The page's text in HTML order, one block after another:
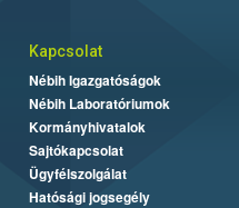
Kapcsolat
Nébih Igazgatóságok
Nébih Laboratóriumok
Kormányhivatalok
Sajtókapcsolat
Ügyfélszolgálat
Hatósági jogsegély